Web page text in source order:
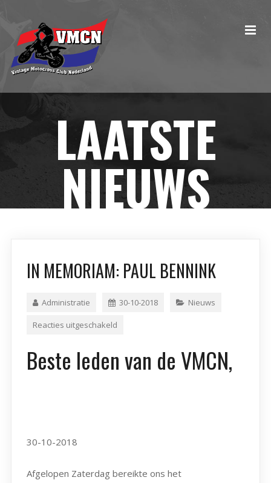
LAATSTE
NIEUWS
IN MEMORIAM: PAUL BENNINK
Administratie 30-10-2018 Nieuws
Reacties uitgeschakeld
Beste leden van de VMCN,
30-10-2018
Afgelopen Zaterdag bereikte ons het